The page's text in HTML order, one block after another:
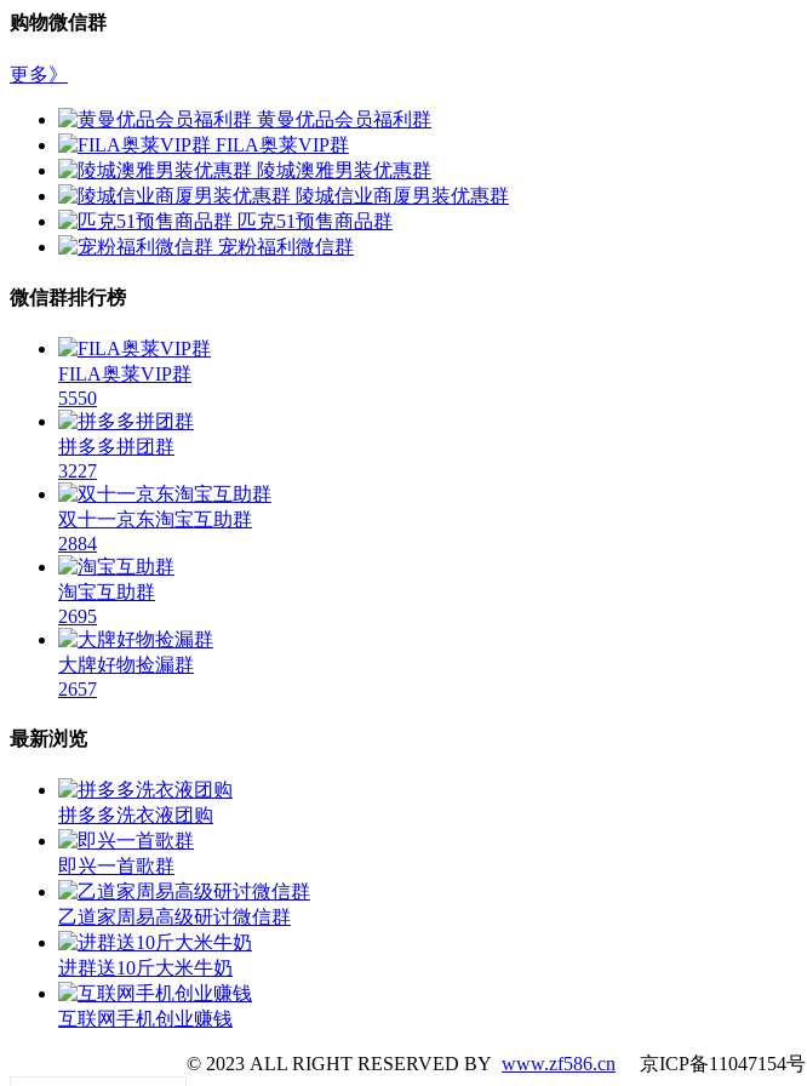
购物微信群
更多》
黄曼优品会员福利群
FILA奥莱VIP群
陵城澳雅男装优惠群
陵城信业商厦男装优惠群
匹克51预售商品群
宠粉福利微信群
微信群排行榜
FILA奥莱VIP群
5550
拼多多拼团群
3227
双十一京东淘宝互助群
2884
淘宝互助群
2695
大牌好物捡漏群
2657
最新浏览
拼多多洗衣液团购
即兴一首歌群
乙道家周易高级研讨微信群
进群送10斤大米牛奶
互联网手机创业赚钱
© 2023 ALL RIGHT RESERVED BY www.zf586.cn 京ICP备11047154号